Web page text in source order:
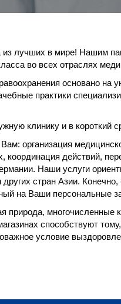
из лучших в мире! Нашим
во всех отраслях
основано на
практики
клинику и в короткий
организация
координация действий,
Наши услуги
стран Азии.
на Ваши персональные
природа,
способствуют
условие